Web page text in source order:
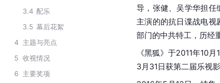
3.4 配乐
3.5 幕后花絮
4 主题与亮点
5 收视情况
6 主要奖项
导，张健、吴学华担任
主演的的抗日谍战电视
部门的中共特工，历经
《黑狐》于2011年10
3月31日获第二届乐视